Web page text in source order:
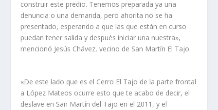
construir este predio. Tenemos preparada ya una
denuncia o una demanda, pero ahorita no se ha
presentado, esperando a que las que están en curso
puedan tener salida y después iniciar una nuestra»,
mencionó Jesús Chávez, vecino de San Martín El Tajo.
«De este lado que es el Cerro El Tajo de la parte frontal
a López Mateos ocurre esto que te acabo de decir, el
deslave en San Martín del Tajo en el 2011, y el